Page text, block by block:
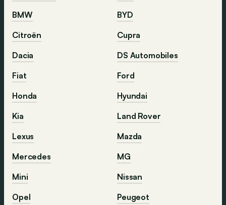
BMW
BYD
Citroën
Cupra
Dacia
DS Automobiles
Fiat
Ford
Honda
Hyundai
Kia
Land Rover
Lexus
Mazda
Mercedes
MG
Mini
Nissan
Opel
Peugeot